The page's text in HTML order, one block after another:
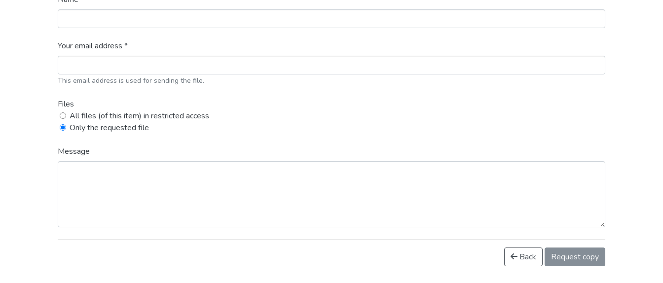
Your email address *
This email address is used for sending the file.
Files
All files (of this item) in restricted access
Only the requested file
Message
Back Request copy